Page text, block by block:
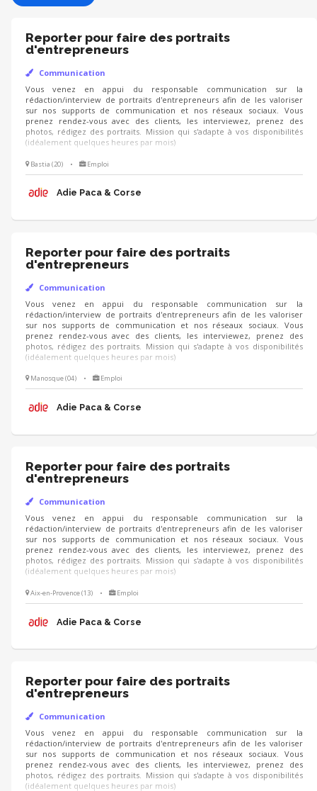
Reporter pour faire des portraits
d'entrepreneurs
Communication
Vous venez en appui du responsable communication sur la
rédaction/interview de portraits d'entrepreneurs afin de les valoriser
sur nos supports de communication et nos réseaux sociaux. Vous
prenez rendez-vous avec des clients, les interviewez, prenez des
photos, rédigez des portraits. Mission qui s'adapte à vos disponibilités
(idéalement quelques heures par mois)
Bastia (20) • Emploi
Adie Paca & Corse
Reporter pour faire des portraits
d'entrepreneurs
Communication
Vous venez en appui du responsable communication sur la
rédaction/interview de portraits d'entrepreneurs afin de les valoriser
sur nos supports de communication et nos réseaux sociaux. Vous
prenez rendez-vous avec des clients, les interviewez, prenez des
photos, rédigez des portraits. Mission qui s'adapte à vos disponibilités
(idéalement quelques heures par mois)
Manosque (04) • Emploi
Adie Paca & Corse
Reporter pour faire des portraits
d'entrepreneurs
Communication
Vous venez en appui du responsable communication sur la
rédaction/interview de portraits d'entrepreneurs afin de les valoriser
sur nos supports de communication et nos réseaux sociaux. Vous
prenez rendez-vous avec des clients, les interviewez, prenez des
photos, rédigez des portraits. Mission qui s'adapte à vos disponibilités
(idéalement quelques heures par mois)
Aix-en-Provence (13) • Emploi
Adie Paca & Corse
Reporter pour faire des portraits
d'entrepreneurs
Communication
Vous venez en appui du responsable communication sur la
rédaction/interview de portraits d'entrepreneurs afin de les valoriser
sur nos supports de communication et nos réseaux sociaux. Vous
prenez rendez-vous avec des clients, les interviewez, prenez des
photos, rédigez des portraits. Mission qui s'adapte à vos disponibilités
(idéalement quelques heures par mois)